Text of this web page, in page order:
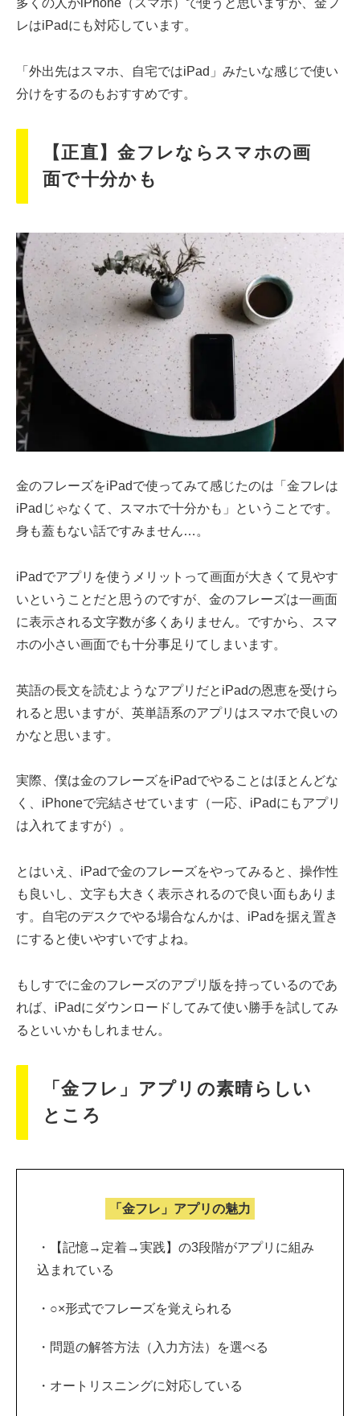
多くの人がiPhone（スマホ）で使うと思いますが、金フ
レはiPadにも対応しています。
「外出先はスマホ、自宅ではiPad」みたいな感じで使い
分けをするのもおすすめです。
【正直】金フレならスマホの画
面で十分かも
金のフレーズをiPadで使ってみて感じたのは「金フレは
iPadじゃなくて、スマホで十分かも」ということです。
身も蓋もない話ですみません…。
iPadでアプリを使うメリットって画面が大きくて見やす
いということだと思うのですが、金のフレーズは一画面
に表示される文字数が多くありません。ですから、スマ
ホの小さい画面でも十分事足りてしまいます。
英語の長文を読むようなアプリだとiPadの恩恵を受けら
れると思いますが、英単語系のアプリはスマホで良いの
かなと思います。
実際、僕は金のフレーズをiPadでやることはほとんどな
く、iPhoneで完結させています（一応、iPadにもアプリ
は入れてますが）。
とはいえ、iPadで金のフレーズをやってみると、操作性
も良いし、文字も大きく表示されるので良い面もありま
す。自宅のデスクでやる場合なんかは、iPadを据え置き
にすると使いやすいですよね。
もしすでに金のフレーズのアプリ版を持っているのであ
れば、iPadにダウンロードしてみて使い勝手を試してみ
るといいかもしれません。
「金フレ」アプリの素晴らしい
ところ
「金フレ」アプリの魅力
・【記憶→定着→実践】の3段階がアプリに組み
込まれている
・○×形式でフレーズを覚えられる
・問題の解答方法（入力方法）を選べる
・オートリスニングに対応している